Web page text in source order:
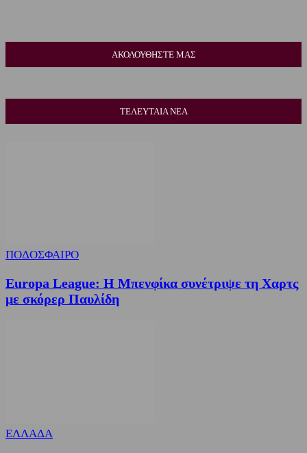
ΑΚΟΛΟΥΘΗΣΤΕ ΜΑΣ
ΤΕΛΕΥΤΑΙΑ ΝΕΑ
ΠΟΔΟΣΦΑΙΡΟ
Europa League: Η Μπενφίκα συνέτριψε τη Χαρτς
με σκόρερ Παυλίδη
ΕΛΛΑΔΑ